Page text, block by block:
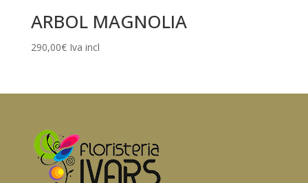
ARBOL MAGNOLIA
290,00€ Iva incl